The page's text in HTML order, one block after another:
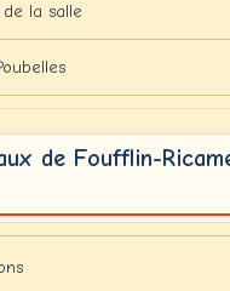
la salle
de Foufflin-